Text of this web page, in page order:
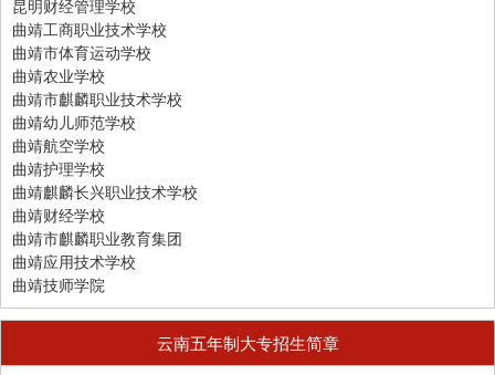
昆明财经管理学校
曲靖工商职业技术学校
曲靖市体育运动学校
曲靖农业学校
曲靖市麒麟职业技术学校
曲靖幼儿师范学校
曲靖航空学校
曲靖护理学校
曲靖麒麟长兴职业技术学校
曲靖财经学校
曲靖市麒麟职业教育集团
曲靖应用技术学校
曲靖技师学院
云南五年制大专招生简章